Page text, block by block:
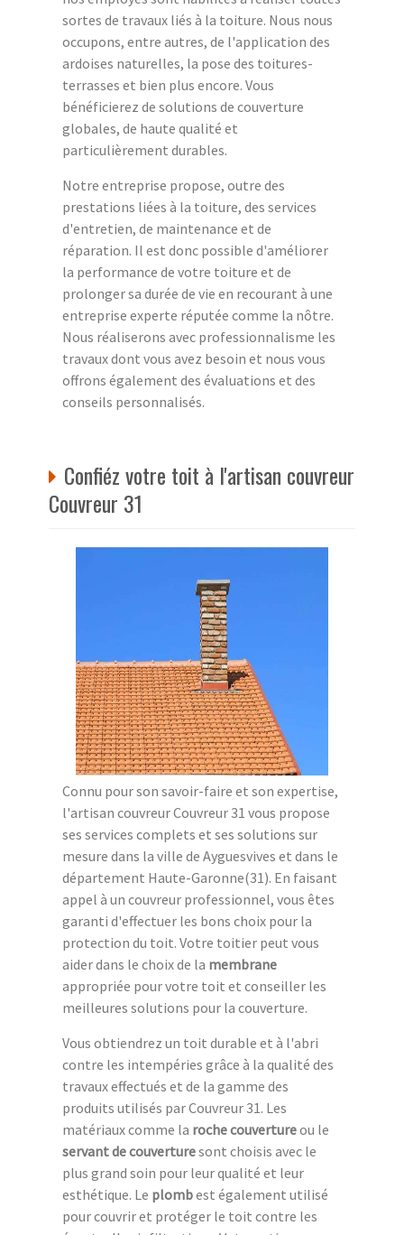
sortes de travaux liés à la toiture. Nous nous
occupons, entre autres, de l'application des
ardoises naturelles, la pose des toitures-
terrasses et bien plus encore. Vous
bénéficierez de solutions de couverture
globales, de haute qualité et
particulièrement durables.
Notre entreprise propose, outre des
prestations liées à la toiture, des services
d'entretien, de maintenance et de
réparation. Il est donc possible d'améliorer
la performance de votre toiture et de
prolonger sa durée de vie en recourant à une
entreprise experte réputée comme la nôtre.
Nous réaliserons avec professionnalisme les
travaux dont vous avez besoin et nous vous
offrons également des évaluations et des
conseils personnalisés.
Confiéz votre toit à l'artisan couvreur
Couvreur 31
Connu pour son savoir-faire et son expertise,
l'artisan couvreur Couvreur 31 vous propose
ses services complets et ses solutions sur
mesure dans la ville de Ayguesvives et dans le
département Haute-Garonne(31). En faisant
appel à un couvreur professionnel, vous êtes
garanti d'effectuer les bons choix pour la
protection du toit. Votre toitier peut vous
aider dans le choix de la membrane
appropriée pour votre toit et conseiller les
meilleures solutions pour la couverture.
Vous obtiendrez un toit durable et à l'abri
contre les intempéries grâce à la qualité des
travaux effectués et de la gamme des
produits utilisés par Couvreur 31. Les
matériaux comme la roche couvertureou le
servant de couverturesont choisis avec le
plus grand soin pour leur qualité et leur
esthétique. Le plombest également utilisé
pour couvrir et protéger le toit contre les